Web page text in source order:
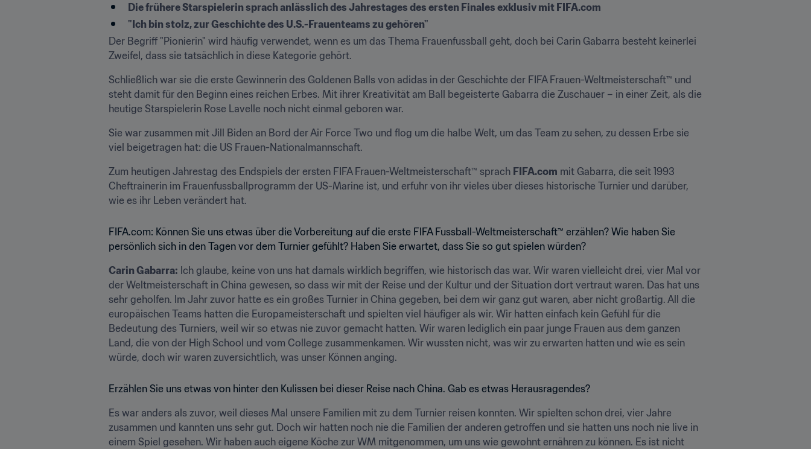
Die frühere Starspielerin sprach anlässlich des Jahrestages des ersten Finales exklusiv mit FIFA.com
"Ich bin stolz, zur Geschichte des U.S.-Frauenteams zu gehören"
Der Begriff "Pionierin" wird häufig verwendet, wenn es um das Thema Frauenfussball geht, doch bei Carin Gabarra besteht keinerlei
Zweifel, dass sie tatsächlich in diese Kategorie gehört.
Schließlich war sie die erste Gewinnerin des Goldenen Balls von adidas in der Geschichte der FIFA Frauen-Weltmeisterschaft™ und
steht damit für den Beginn eines reichen Erbes. Mit ihrer Kreativität am Ball begeisterte Gabarra die Zuschauer – in einer Zeit, als die
heutige Starspielerin Rose Lavelle noch nicht einmal geboren war.
Sie war zusammen mit Jill Biden an Bord der Air Force Two und flog um die halbe Welt, um das Team zu sehen, zu dessen Erbe sie
viel beigetragen hat: die US Frauen-Nationalmannschaft.
Zum heutigen Jahrestag des Endspiels der ersten FIFA Frauen-Weltmeisterschaft™ sprach FIFA.com mit Gabarra, die seit 1993
Cheftrainerin im Frauenfussballprogramm der US-Marine ist, und erfuhr von ihr vieles über dieses historische Turnier und darüber,
wie es ihr Leben verändert hat.
FIFA.com: Können Sie uns etwas über die Vorbereitung auf die erste FIFA Fussball-Weltmeisterschaft™ erzählen? Wie haben Sie
persönlich sich in den Tagen vor dem Turnier gefühlt? Haben Sie erwartet, dass Sie so gut spielen würden?
Carin Gabarra: Ich glaube, keine von uns hat damals wirklich begriffen, wie historisch das war. Wir waren vielleicht drei, vier Mal vor
der Weltmeisterschaft in China gewesen, so dass wir mit der Reise und der Kultur und der Situation dort vertraut waren. Das hat uns
sehr geholfen. Im Jahr zuvor hatte es ein großes Turnier in China gegeben, bei dem wir ganz gut waren, aber nicht großartig. All die
europäischen Teams hatten die Europameisterschaft und spielten viel häufiger als wir. Wir hatten einfach kein Gefühl für die
Bedeutung des Turniers, weil wir so etwas nie zuvor gemacht hatten. Wir waren lediglich ein paar junge Frauen aus dem ganzen
Land, die von der High School und vom College zusammenkamen. Wir wussten nicht, was wir zu erwarten hatten und wie es sein
würde, doch wir waren zuversichtlich, was unser Können anging.
Erzählen Sie uns etwas von hinter den Kulissen bei dieser Reise nach China. Gab es etwas Herausragendes?
Es war anders als zuvor, weil dieses Mal unsere Familien mit zu dem Turnier reisen konnten. Wir spielten schon drei, vier Jahre
zusammen und kannten uns sehr gut. Doch wir hatten noch nie die Familien der anderen getroffen und sie hatten uns noch nie live in
einem Spiel gesehen. Wir haben auch eigene Köche zur WM mitgenommen, um uns wie gewohnt ernähren zu können. Es ist nicht